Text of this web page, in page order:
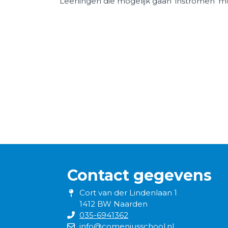
Contact gegevens
Cort van der Lindenlaan 1
1412 BW Naarden
035-6941362